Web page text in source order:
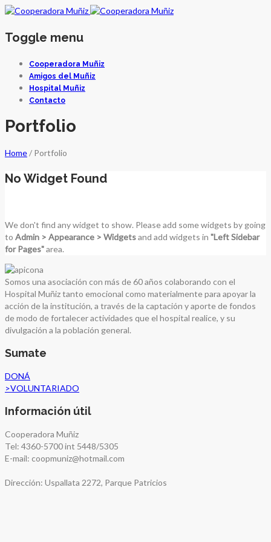
Toggle menu
Skip
content
Cooperadora Muñiz
Amigos del Muñiz
Hospital Muñiz
Contacto
Portfolio
Home/ Portfolio
No Widget Found
We don't find any widget to show. Please add some widgets by going
to Admin > Appearance > Widgetsand add widgets in "Left Sidebar
for Pages"area.
Somos una asociación con más de 60 años colaborando con el
Hospital Muñiz tanto emocional como materialmente para apoyar la
acción de la institución, a través de la captación y aporte de fondos
de modo de fortalecer actividades que el hospital realice, y su
divulgación a la población general.
Sumate
DONÁ
>VOLUNTARIADO
Información útil
Cooperadora Muñiz
Tel: 4360-5700 int 5448/5305
E-mail: coopmuniz@hotmail.com
Dirección: Uspallata 2272, Parque Patricios